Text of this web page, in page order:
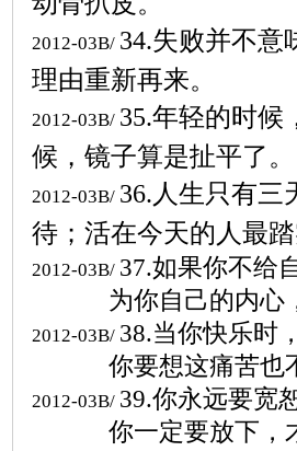
2012-03B/ 34.失败并不意
理由重新再来。
2012-03B/ 35.年轻的时候
候，镜子算是扯平了。
2012-03B/ 36. 人生只有三
待；活在今天的人最踏
2012-03B/ 37.如果你不给
为你自己的内心
2012-03B/ 38.当你快乐时
你要想这痛苦也
2012-03B/ 39.你永远要宽
你一定要放下，